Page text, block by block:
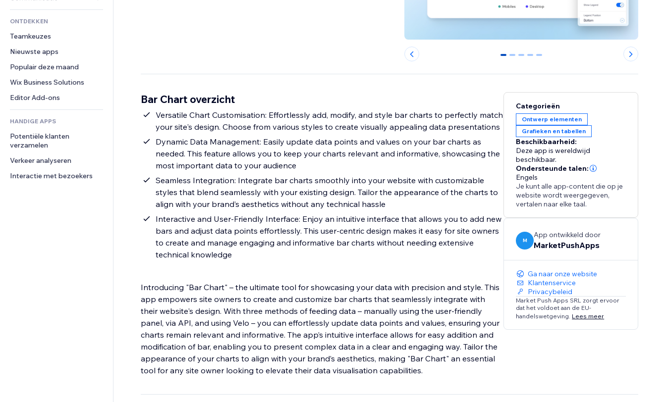
Websitevermeldingen
E-mail
Conversie
Boekhouding
Coupons en loyaliteit
Opslagoplossingen
Dropshipping
Prijzen en abonnementen
Crowdfunding
Eten en drinken
Vastgoed
Boekingen
Podcasts
Fotografie
Video
PDF
Bestanden delen
Nieuws
Privacy en beveiliging
Ontime
Pagina templates
Afbeeldingseffecten
Knoppen en menu's
Banners en badges
Rekenmachines
Zoeken
Weer
Grafieken en tabellen
Formulieren
Enquêtes
Chat
Opmerkingen
Telefoonnummer
Community
Beoordelingen en testimonials
CRM
ONTDEKKEN
Teamkeuzes
Nieuwste apps
Populair deze maand
Wix Business Solutions
Editor Add-ons
HANDIGE APPS
Potentiële klanten
verzamelen
Verkeer analyseren
Interactie met bezoekers
0 1 2 3 4
Bar Chart overzicht
Versatile Chart Customisation: Effortlessly add, modify, and style bar charts to perfectly match
your site's design. Choose from various styles to create visually appealing data presentations
Dynamic Data Management: Easily update data points and values on your bar charts as
needed. This feature allows you to keep your charts relevant and informative, showcasing the
most important data to your audience
Seamless Integration: Integrate bar charts smoothly into your website with customizable
styles that blend seamlessly with your existing design. Tailor the appearance of the charts to
align with your brand’s aesthetics without any technical hassle
Interactive and User-Friendly Interface: Enjoy an intuitive interface that allows you to add new
bars and adjust data points effortlessly. This user-centric design makes it easy for site owners
to create and manage engaging and informative bar charts without needing extensive
technical knowledge
Introducing "Bar Chart" – the ultimate tool for showcasing your data with precision and style. This
app empowers site owners to create and customize bar charts that seamlessly integrate with
their website's design. With three methods of feeding data – manually using the user-friendly
panel, via API, and using Velo – you can effortlessly update data points and values, ensuring your
charts remain relevant and informative. The app’s intuitive interface allows for easy addition and
modification of bar, enabling you to present complex data in a clear and engaging way. Tailor the
appearance of your charts to align with your brand’s aesthetics, making "Bar Chart" an essential
tool for any site owner looking to elevate their data visualisation capabilities.
Categorieën
Ontwerp elementen
Grafieken en tabellen
Beschikbaarheid:
Deze app is wereldwijd
beschikbaar.
Ondersteunde talen:
Engels
Je kunt alle app-content die op je
website wordt weergegeven,
vertalen naar elke taal.
M
App ontwikkeld door
MarketPushApps
Ga naar onze website
Klantenservice
Privacybeleid
Market Push Apps SRL zorgt ervoor
dat het voldoet aan de EU-
handelswetgeving. Lees meer